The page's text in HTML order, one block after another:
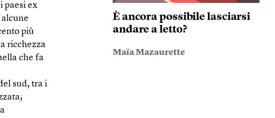
paesi ex
alcune
più
ricchezza
che fa
sud, tra i
È ancora possibile lasciarsi
andare a letto?
Maïa Mazaurette